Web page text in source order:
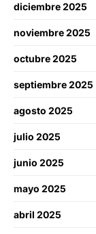
diciembre 2025
noviembre 2025
octubre 2025
septiembre 2025
agosto 2025
julio 2025
junio 2025
mayo 2025
abril 2025